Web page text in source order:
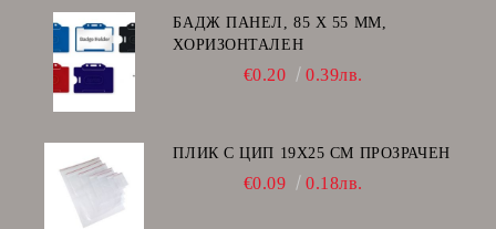
БАДЖ ПАНЕЛ, 85 Х 55 ММ,
ХОРИЗОНТАЛЕН
€0.20 0.39лв.
ПЛИК С ЦИП 19X25 CM ПРОЗРАЧЕН
€0.09 0.18лв.